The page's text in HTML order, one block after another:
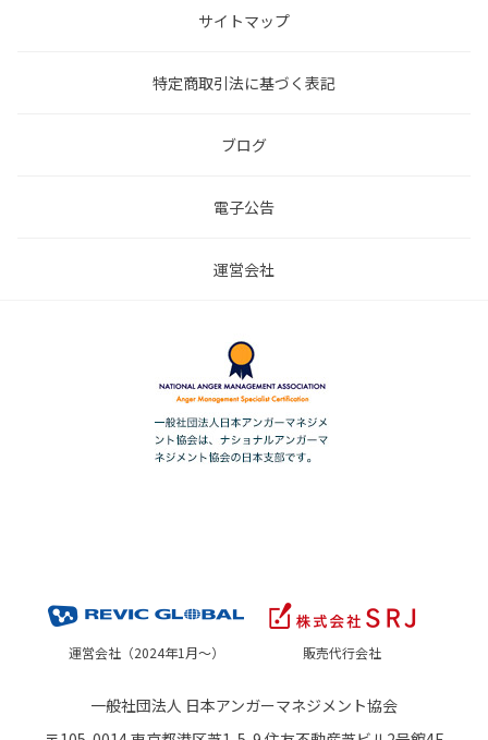
サイトマップ
特定商取引法に基づく表記
ブログ
電子公告
運営会社
運営会社（2024年1月～） 販売代行会社
一般社団法人 日本アンガーマネジメント協会